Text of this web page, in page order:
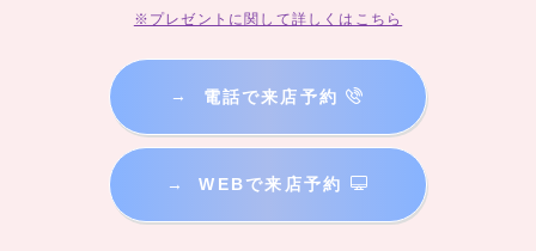
※プレゼントに関して詳しくはこちら
→ 電話で来店予約
→ WEBで来店予約